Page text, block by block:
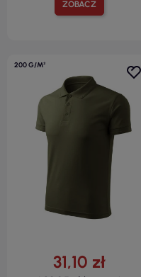
ZOBACZ
200 G/M²
31,10 zł